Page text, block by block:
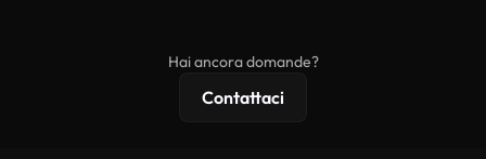
Hai ancora domande?
Contattaci